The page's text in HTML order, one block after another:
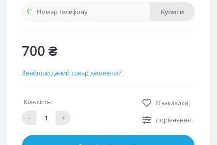
Купити
700 ₴
Знайшли даний товар дешевше?
Кількість:
-
+
В закладки
порівняння